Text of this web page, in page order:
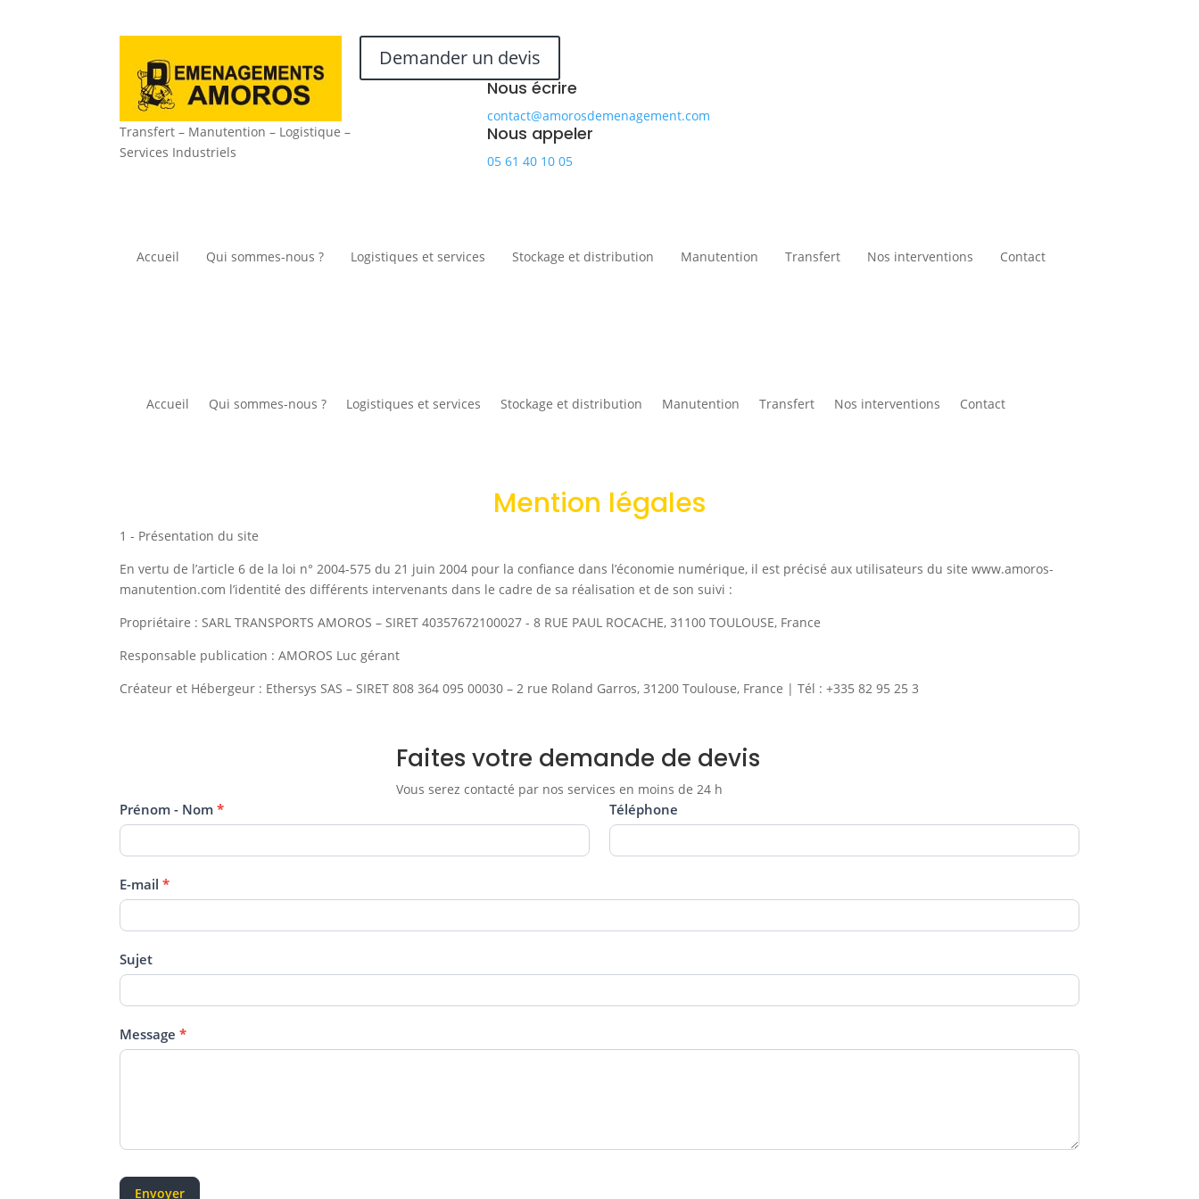
Transfert – Manutention – Logistique –
Services Industriels
Demander un devis
Nous écrire
contact@amorosdemenagement.com
Nous appeler
05 61 40 10 05
Accueil Qui sommes-nous ? Logistiques et services Stockage et distribution Manutention Transfert Nos interventions Contact
Accueil Qui sommes-nous ? Logistiques et services Stockage et distribution Manutention Transfert Nos interventions Contact
Mention légales
1 - Présentation du site
En vertu de l’article 6 de la loi n° 2004-575 du 21 juin 2004 pour la confiance dans l’économie numérique, il est précisé aux utilisateurs du site www.amoros-
manutention.com l’identité des différents intervenants dans le cadre de sa réalisation et de son suivi :
Propriétaire : SARL TRANSPORTS AMOROS – SIRET 40357672100027 - 8 RUE PAUL ROCACHE, 31100 TOULOUSE, France
Responsable publication : AMOROS Luc gérant
Créateur et Hébergeur : Ethersys SAS – SIRET 808 364 095 00030 – 2 rue Roland Garros, 31200 Toulouse, France | Tél : +335 82 95 25 3
Faites votre demande de devis
Vous serez contacté par nos services en moins de 24 h
Nous
contacter
Prénom - Nom* Téléphone
E-mail*
Sujet
Message*
Envoyer